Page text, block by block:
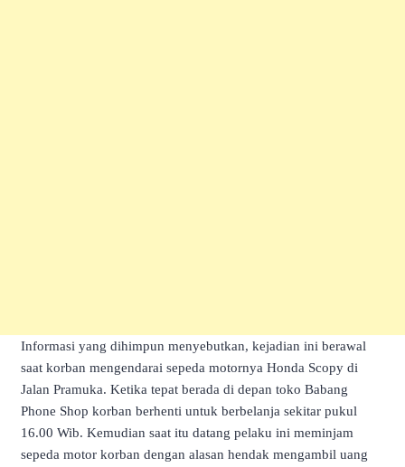
Informasi yang dihimpun menyebutkan, kejadian ini berawal
saat korban mengendarai sepeda motornya Honda Scopy di
Jalan Pramuka. Ketika tepat berada di depan toko Babang
Phone Shop korban berhenti untuk berbelanja sekitar pukul
16.00 Wib. Kemudian saat itu datang pelaku ini meminjam
sepeda motor korban dengan alasan hendak mengambil uang